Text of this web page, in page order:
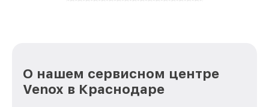
О нашем сервисном центре
Venox в Краснодаре